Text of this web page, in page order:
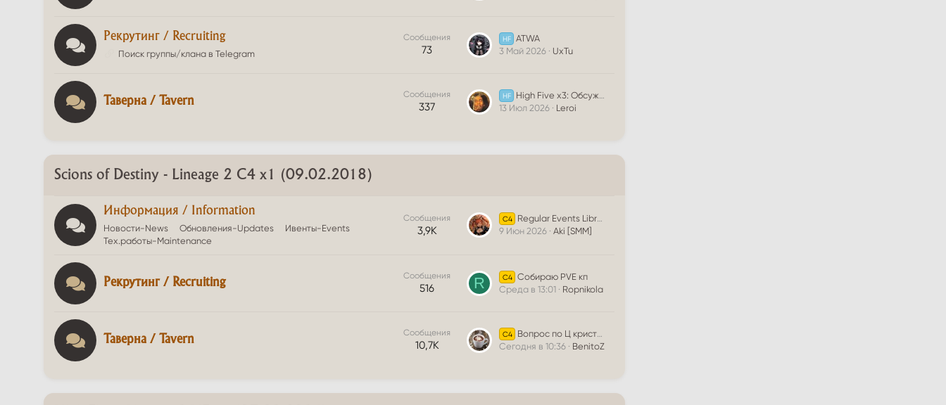
Рекрутинг / Recruiting
Поиск группы/клана в Telegram
Сообщения
73
HF
ATWA
3 Май 2026
UxTu
Таверна / Tavern
Сообщения
337
HF
High Five x3: Обсуждение игрового мира
13 Июл 2026
Leroi
Scions of Destiny - Lineage 2 C4 x1 (09.02.2018)
Информация / Information
Новости-News Обновления-Updates
Ивенты-Events
Тех.работы-Maintenance
Сообщения
3,9К
C4
Regular Events Library
9 Июн 2026 Aki [SMM]
Рекрутинг / Recruiting
Сообщения
516 R C4
Собираю PVE кп
Среда в 13:01
Ropnikola
Таверна / Tavern
Сообщения
10,7К
C4
Вопрос по Ц кристалам
Сегодня в 10:36
BenitoZ